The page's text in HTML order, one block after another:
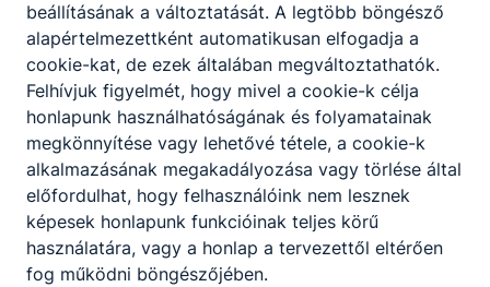
Röplabda bajnokság SPORT
2025. december 16.
Időpont: 2025. dec. 16. 23:00
Röplabda bajnokság
beállításának a változtatását. A legtöbb böngésző
alapértelmezettként automatikusan elfogadja a
cookie-kat, de ezek általában megváltoztathatók.
Felhívjuk figyelmét, hogy mivel a cookie-k célja
honlapunk használhatóságának és folyamatainak
megkönnyítése vagy lehetővé tétele, a cookie-k
alkalmazásának megakadályozása vagy törlése által
előfordulhat, hogy felhasználóink nem lesznek
képesek honlapunk funkcióinak teljes körű
használatára, vagy a honlap a tervezettől eltérően
fog működni böngészőjében.